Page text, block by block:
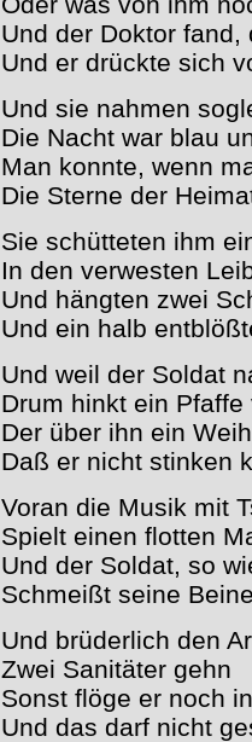
Und der Doktor fand,
Und er drückte sich
Und sie nahmen
Die Nacht war blau
Man konnte, wenn
Die Sterne der
Sie schütteten ihm
In den verwesten
Und hängten zwei
Und ein halb
Und weil der Soldat
Drum hinkt ein Pfaffe
Der über ihn ein
Daß er nicht stinken
Voran die Musik mit
Spielt einen flotten
Und der Soldat, so
Schmeißt seine
Und brüderlich den
Zwei Sanitäter gehn
Sonst flöge er noch
Und das darf nicht